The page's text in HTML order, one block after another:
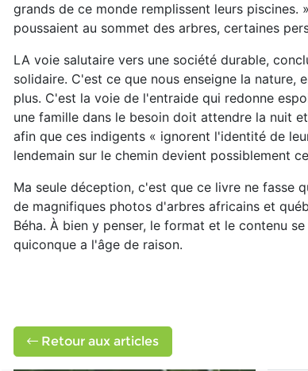
grands de ce monde remplissent leurs
poussaient au sommet des arbres, certaines
LA voie salutaire vers une société durable,
solidaire. C'est ce que nous enseigne la
plus. C'est la voie de l'entraide qui redonne
une famille dans le besoin doit attendre la nuit
afin que ces indigents « ignorent l'identité de
lendemain sur le chemin devient possiblement
Ma seule déception, c'est que ce livre ne fasse
de magnifiques photos d'arbres africains et
Béha. À bien y penser, le format et le contenu
quiconque a l'âge de raison.
Retour aux articles